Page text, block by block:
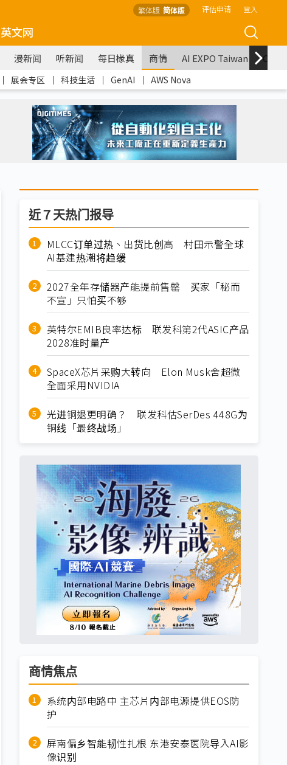
繁体版 简体版 评估申请 登入
英文网
漫新闻 听新闻 每日椽真 商情 AI EXPO Taiwan
｜ 展会专区 ｜ 科技生活 ｜ GenAI ｜ AWS Nova
近７天热门报导
MLCC订单过热、出货比创高 村田示警全球
AI基建热潮将趋缓
2027全年存储器产能提前售罄 买家「秘而
不宣」只怕买不够
英特尔EMIB良率达标 联发科第2代ASIC产品
2028准时量产
SpaceX芯片采购大转向 Elon Musk舍超微
全面采用NVIDIA
光进铜退更明确？ 联发科估SerDes 448G为
铜线「最终战场」
商情焦点
系统内部电路中 主芯片内部电源提供EOS防
护
屏南偏乡智能韧性扎根 东港安泰医院导入AI影
像识别